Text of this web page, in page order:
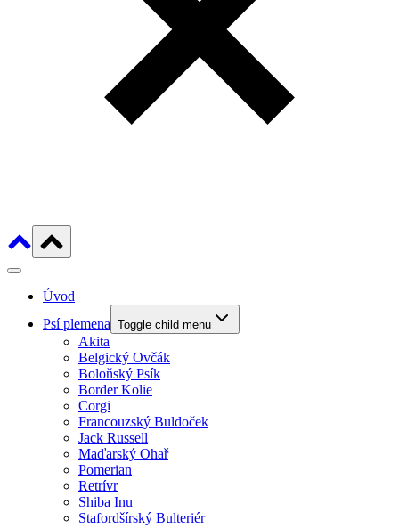
Úvod
Psí plemena Toggle child menu
Akita
Belgický Ovčák
Boloňský Psík
Border Kolie
Corgi
Francouzský Buldoček
Jack Russell
Maďarský Ohař
Pomerian
Retrívr
Shiba Inu
Stafordšírský Bulteriér